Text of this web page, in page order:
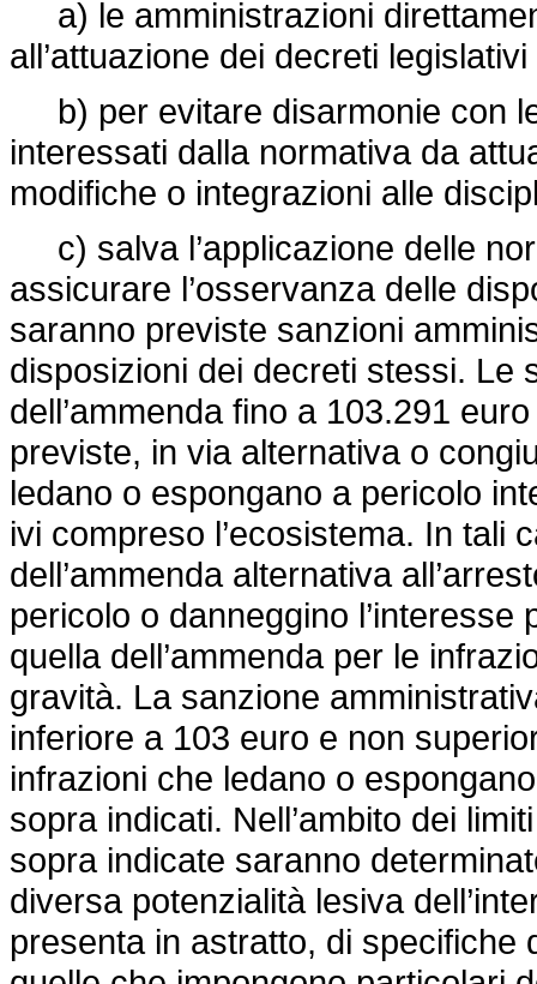
a) le amministrazioni
all’attuazione dei decreti
b) per evitare disarmonie con
interessati dalla normativa da
modifiche o integrazioni alle
c) salva l’applicazione delle
assicurare l’osservanza delle
saranno previste sanzioni
disposizioni dei decreti stessi. Le
dell’ammenda fino a 103.291
previste, in via alternativa o
ledano o espongano a pericolo
ivi compreso l’ecosistema. In tali
dell’ammenda alternativa
pericolo o danneggino l’interesse
quella dell’ammenda per le
gravità. La sanzione
inferiore a 103 euro e non
infrazioni che ledano o
sopra indicati. Nell’ambito dei
sopra indicate saranno
diversa potenzialità lesiva
presenta in astratto, di specifiche